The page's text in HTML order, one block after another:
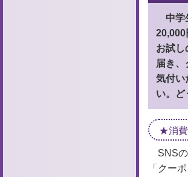
中学
20,000
お試し
届き、
気付い
い。ど
消
SNS
「クー